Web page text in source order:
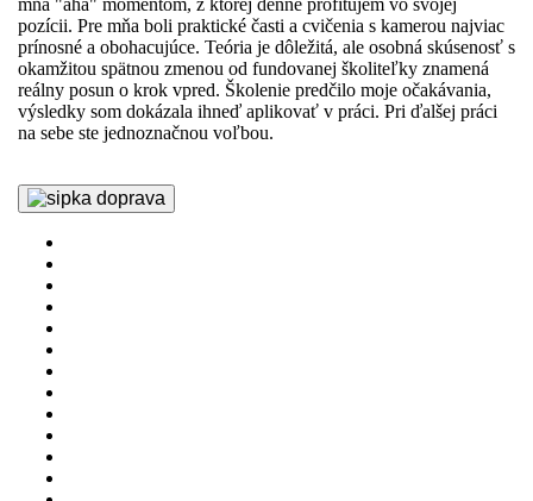
pozícii. Pre mňa boli praktické časti a cvičenia s kamerou najviac
prínosné a obohacujúce. Teória je dôležitá, ale osobná skúsenosť s
okamžitou spätnou zmenou od fundovanej školiteľky znamená
reálny posun o krok vpred. Školenie predčilo moje očakávania,
výsledky som dokázala ihneď aplikovať v práci. Pri ďalšej práci
na sebe ste jednoznačnou voľbou.